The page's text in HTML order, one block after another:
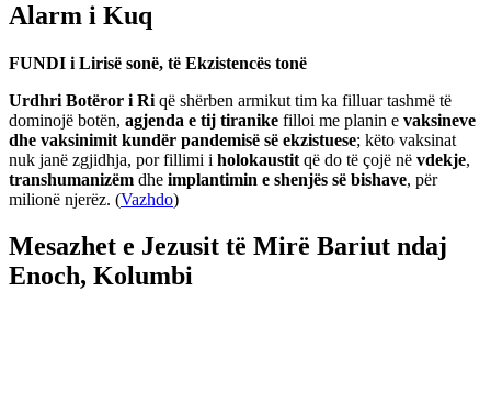
Alarm i Kuq
FUNDI i Lirisë sonë, të Ekzistencës tonë
Urdhri Botëror i Ri që shërben armikut tim ka filluar tashmë të
dominojë botën, agjenda e tij tiranike filloi me planin e vaksineve
dhe vaksinimit kundër pandemisë së ekzistuese; këto vaksinat
nuk janë zgjidhja, por fillimi i holokaustit që do të çojë në vdekje,
transhumanizëm dhe implantimin e shenjës së bishave, për
milionë njerëz. (Vazhdo)
Mesazhet e Jezusit të Mirë Bariut ndaj
Enoch, Kolumbi